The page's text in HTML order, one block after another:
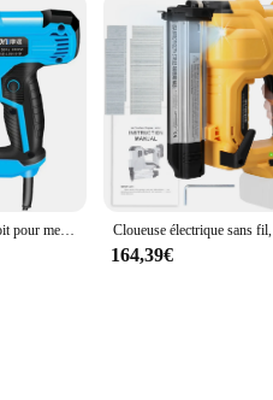
Cloueur électrique droit pour meubles, outil de clouage, calcul de fonctionnement, 220V, 2300W, F30, F25, F20, F15
164,39€